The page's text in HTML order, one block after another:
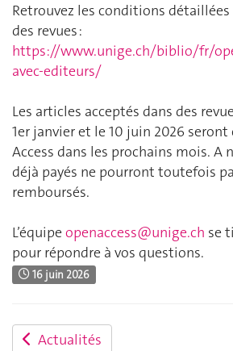
Retrouvez les conditions
des revues :
https://www.unige.ch/biblio/fr/
avec-editeurs/
Les articles acceptés dans des
1er janvier et le 10 juin 2026
Access dans les prochains mois. A
déjà payés ne pourront toutefois
remboursés.
L’équipeopenaccess@unige.ch se
pour répondre à vos questions.
16 juin 2026
Actualités